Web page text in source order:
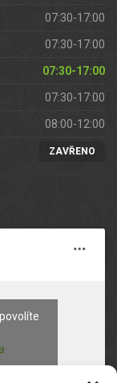
07:30-17:00
07:30-17:00
07:30-17:00
07:30-17:00
08:00-12:00
ZAVŘENO